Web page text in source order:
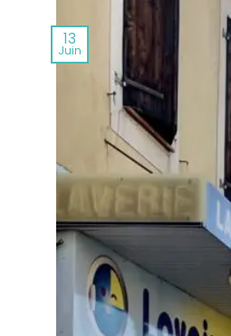
13
Juin